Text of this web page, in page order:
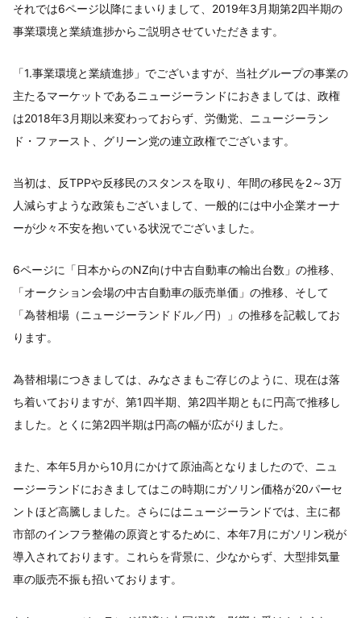
それでは6ページ以降にまいりまして、2019年3月期第2四半期の
事業環境と業績進捗からご説明させていただきます。
「1.事業環境と業績進捗」でございますが、当社グループの事業の
主たるマーケットであるニュージーランドにおきましては、政権
は2018年3月期以来変わっておらず、労働党、ニュージーラン
ド・ファースト、グリーン党の連立政権でございます。
当初は、反TPPや反移民のスタンスを取り、年間の移民を2～3万
人減らすような政策もございまして、一般的には中小企業オーナ
ーが少々不安を抱いている状況でございました。
6ページに「日本からのNZ向け中古自動車の輸出台数」の推移、
「オークション会場の中古自動車の販売単価」の推移、そして
「為替相場（ニュージーランドドル／円）」の推移を記載してお
ります。
為替相場につきましては、みなさまもご存じのように、現在は落
ち着いておりますが、第1四半期、第2四半期ともに円高で推移し
ました。とくに第2四半期は円高の幅が広がりました。
また、本年5月から10月にかけて原油高となりましたので、ニュ
ージーランドにおきましてはこの時期にガソリン価格が20パーセ
ントほど高騰しました。さらにはニュージーランドでは、主に都
市部のインフラ整備の原資とするために、本年7月にガソリン税が
導入されております。これらを背景に、少なからず、大型排気量
車の販売不振も招いております。